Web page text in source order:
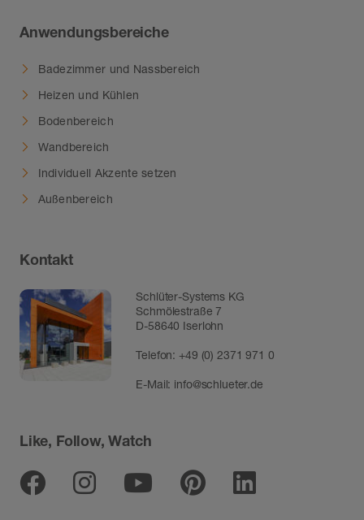
Anwendungsbereiche
Badezimmer und Nassbereich
Heizen und Kühlen
Bodenbereich
Wandbereich
Individuell Akzente setzen
Außenbereich
Kontakt
Schlüter-Systems KG
Schmölestraße 7
D-58640 Iserlohn
Telefon:+49 (0) 2371 971 0
E-Mail: info@schlueter.de
Like, Follow, Watch
Facebook
InstagramYoutube
PinterestLinkedin